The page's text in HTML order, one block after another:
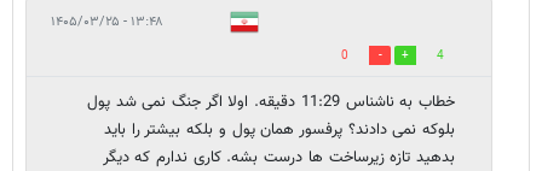
۱۳:۴۸ - ۱۴۰۵/۰۳/۲۵
4
0
خطاب به ناشناس 11:29 دقیقه. اولا اگر جنگ نمی شد پول
بلوکه نمی دادند؟ پرفسور همان پول و بلکه بیشتر را باید
بدهید تازه زیرساخت ها درست بشه. کاری ندارم که دیگر